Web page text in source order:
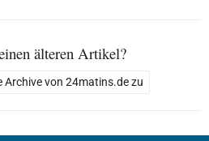
älteren Artikel?
Archive von 24matins.de zu